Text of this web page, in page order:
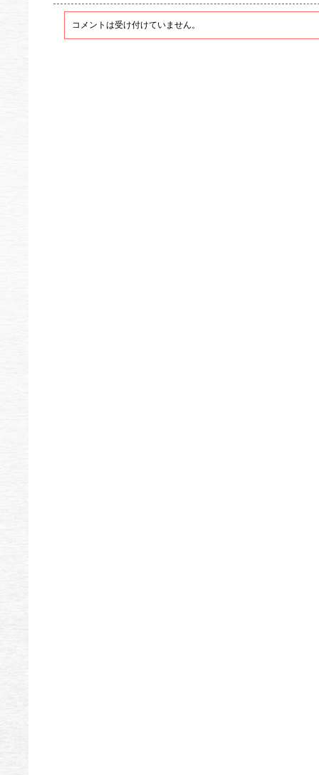
コメントは受け付けていません。